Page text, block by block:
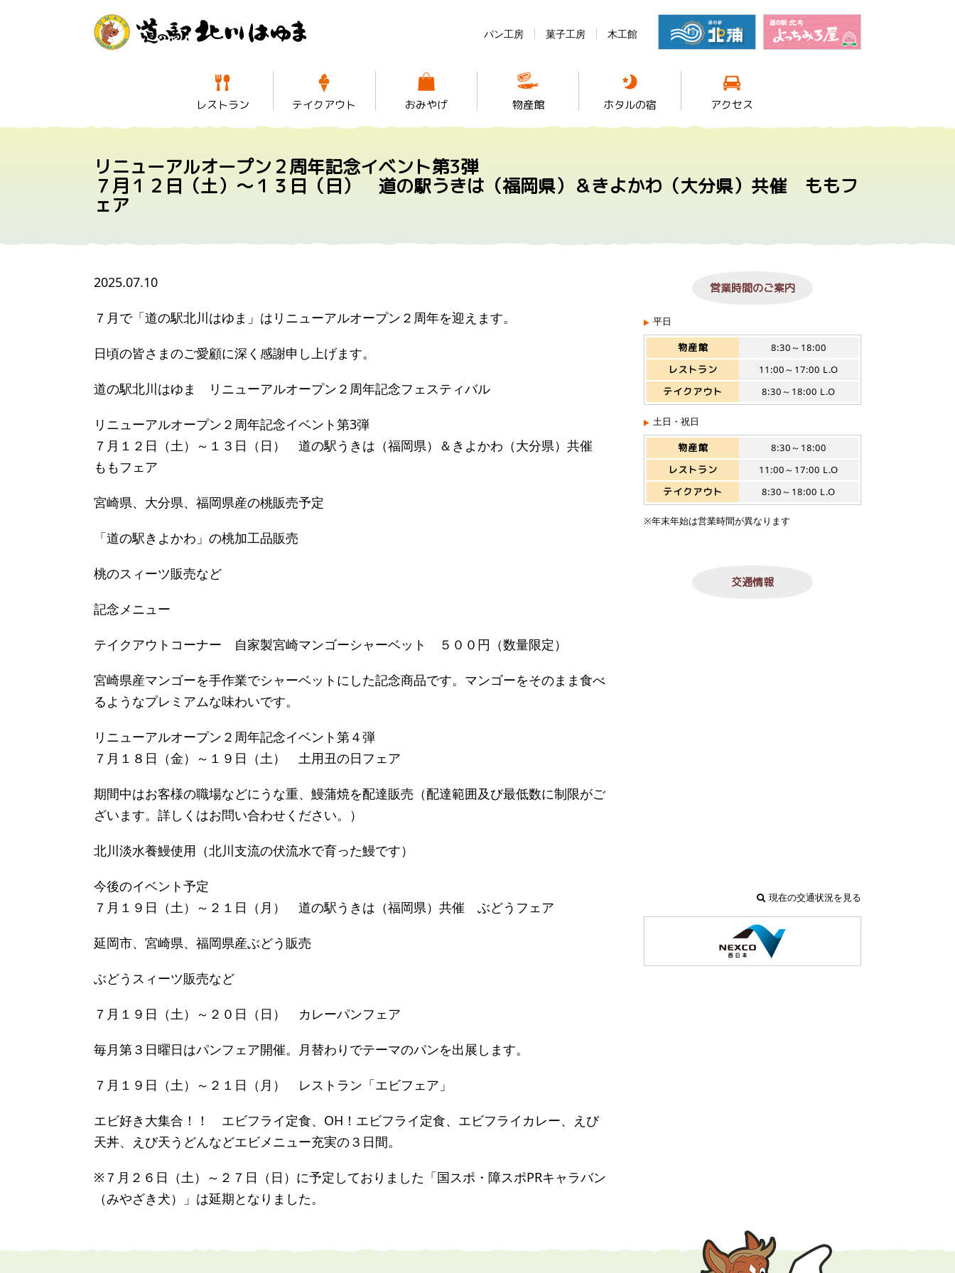
パン工房 菓子工房 木工館
レストラン テイクアウト おみやげ 物産館 ホタルの宿 アクセス
リニューアルオープン２周年記念イベント第3弾
７月１２日（土）～１３日（日） 道の駅うきは（福岡県）＆きよかわ（大分県）共催 ももフ
ェア
2025.07.10
７月で「道の駅北川はゆま」はリニューアルオープン２周年を迎えます。
日頃の皆さまのご愛顧に深く感謝申し上げます。
道の駅北川はゆま リニューアルオープン２周年記念フェスティバル
リニューアルオープン２周年記念イベント第3弾
７月１２日（土）～１３日（日） 道の駅うきは（福岡県）＆きよかわ（大分県）共催
ももフェア
宮崎県、大分県、福岡県産の桃販売予定
「道の駅きよかわ」の桃加工品販売
桃のスィーツ販売など
記念メニュー
テイクアウトコーナー 自家製宮崎マンゴーシャーベット ５００円（数量限定）
宮崎県産マンゴーを手作業でシャーベットにした記念商品です。マンゴーをそのまま食べ
るようなプレミアムな味わいです。
リニューアルオープン２周年記念イベント第４弾
７月１８日（金）～１９日（土） 土用丑の日フェア
期間中はお客様の職場などにうな重、鰻蒲焼を配達販売（配達範囲及び最低数に制限がご
ざいます。詳しくはお問い合わせください。）
北川淡水養鰻使用（北川支流の伏流水で育った鰻です）
今後のイベント予定
７月１９日（土）～２１日（月） 道の駅うきは（福岡県）共催 ぶどうフェア
延岡市、宮崎県、福岡県産ぶどう販売
ぶどうスィーツ販売など
７月１９日（土）～２０日（日） カレーパンフェア
毎月第３日曜日はパンフェア開催。月替わりでテーマのパンを出展します。
７月１９日（土）～２１日（月） レストラン「エビフェア」
エビ好き大集合！！ エビフライ定食、OH！エビフライ定食、エビフライカレー、えび
天丼、えび天うどんなどエビメニュー充実の３日間。
※７月２６日（土）～２７日（日）に予定しておりました「国スポ・障スポPRキャラバン
（みやざき犬）」は延期となりました。
営業時間のご案内
平日
物産館
8:30～18:00
レストラン
11:00～17:00 L.O
テイクアウト
8:30～18:00 L.O
土日・祝日
物産館
8:30～18:00
レストラン
11:00～17:00 L.O
テイクアウト
8:30～18:00 L.O
※年末年始は営業時間が異なります
交通情報
現在の交通状況を見る